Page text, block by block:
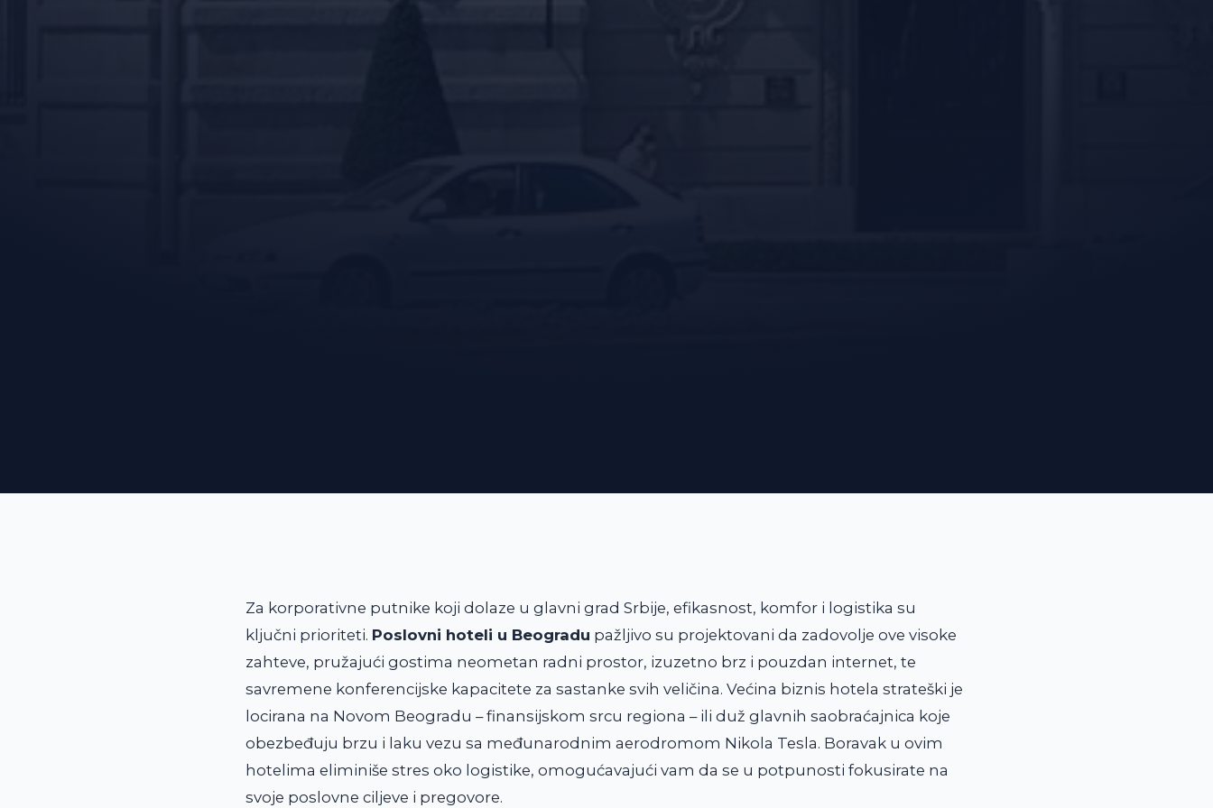
Za korporativne putnike koji dolaze u glavni grad Srbije, efikasnost, komfor i logistika su
ključni prioriteti. Poslovni hoteli u Beogradu pažljivo su projektovani da zadovolje ove visoke
zahteve, pružajući gostima neometan radni prostor, izuzetno brz i pouzdan internet, te
savremene konferencijske kapacitete za sastanke svih veličina. Većina biznis hotela strateški je
locirana na Novom Beogradu – finansijskom srcu regiona – ili duž glavnih saobraćajnica koje
obezbeđuju brzu i laku vezu sa međunarodnim aerodromom Nikola Tesla. Boravak u ovim
hotelima eliminiše stres oko logistike, omogućavajući vam da se u potpunosti fokusirate na
svoje poslovne ciljeve i pregovore.